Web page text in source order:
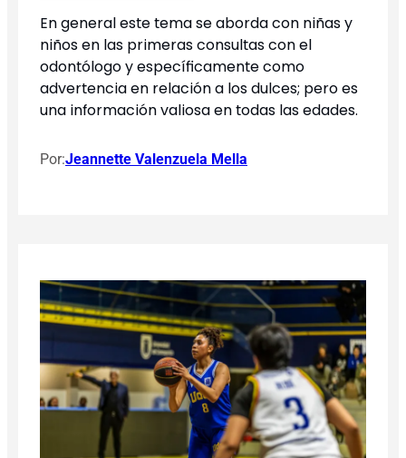
En general este tema se aborda con niñas y
niños en las primeras consultas con el
odontólogo y específicamente como
advertencia en relación a los dulces; pero es
una información valiosa en todas las edades.
Por:Jeannette Valenzuela Mella